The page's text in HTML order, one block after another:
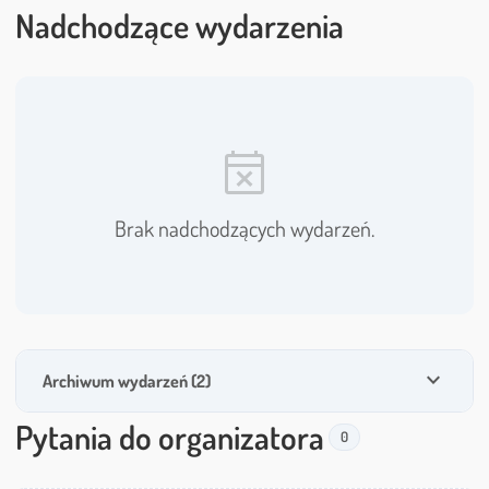
Nadchodzące wydarzenia
event_busy
Brak nadchodzących wydarzeń.
Archiwum wydarzeń (2) expand_more
Pytania do organizatora 0